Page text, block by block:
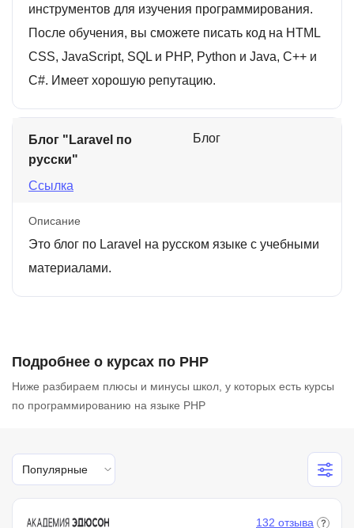
инструментов для изучения программирования.
После обучения, вы сможете писать код на HTML
CSS, JavaScript, SQL и PHP, Python и Java, C++ и
C#. Имеет хорошую репутацию.
Блог "Laravel по
русски"
Ссылка
Блог
Описание
Это блог по Laravel на русском языке с учебными
материалами.
Подробнее о курсах по PHP
Ниже разбираем плюсы и минусы школ, у которых есть курсы
по программированию на языке PHP
Популярные
132 отзыва